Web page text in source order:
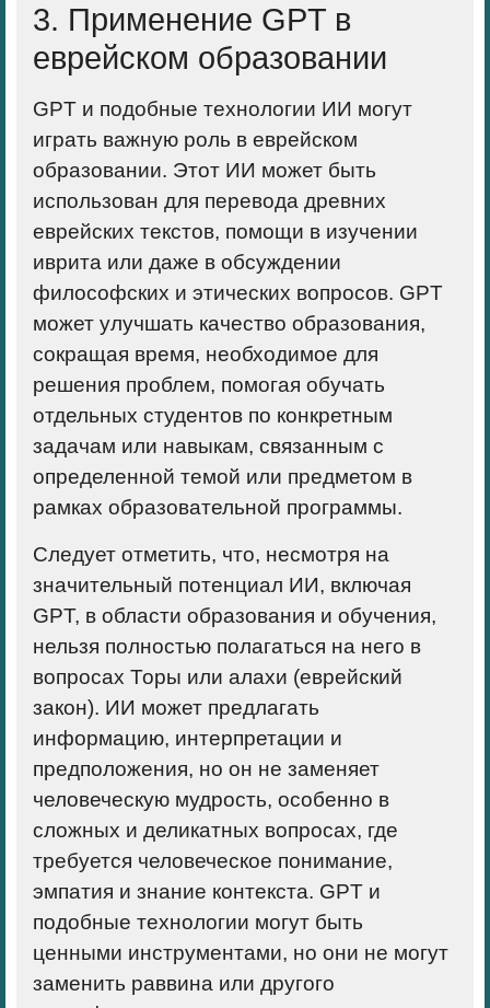
3. Применение GPT в
еврейском образовании
GPT и подобные технологии ИИ могут
играть важную роль в еврейском
образовании. Этот ИИ может быть
использован для перевода древних
еврейских текстов, помощи в изучении
иврита или даже в обсуждении
философских и этических вопросов. GPT
может улучшать качество образования,
сокращая время, необходимое для
решения проблем, помогая обучать
отдельных студентов по конкретным
задачам или навыкам, связанным с
определенной темой или предметом в
рамках образовательной программы.
Следует отметить, что, несмотря на
значительный потенциал ИИ, включая
GPT, в области образования и обучения,
нельзя полностью полагаться на него в
вопросах Торы или алахи (еврейский
закон). ИИ может предлагать
информацию, интерпретации и
предположения, но он не заменяет
человеческую мудрость, особенно в
сложных и деликатных вопросах, где
требуется человеческое понимание,
эмпатия и знание контекста. GPT и
подобные технологии могут быть
ценными инструментами, но они не могут
заменить раввина или другого